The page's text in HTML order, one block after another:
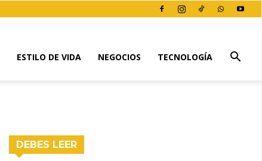
ESTILO DE VIDA NEGOCIOS TECNOLOGÍA
DEBES LEER